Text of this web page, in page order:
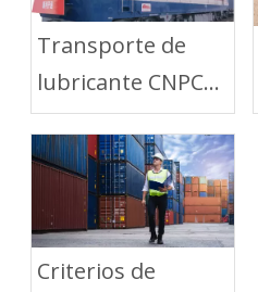
Transporte de
lubricante CNPC
con LAF Flexitank
por ferrocarril
Criterios de